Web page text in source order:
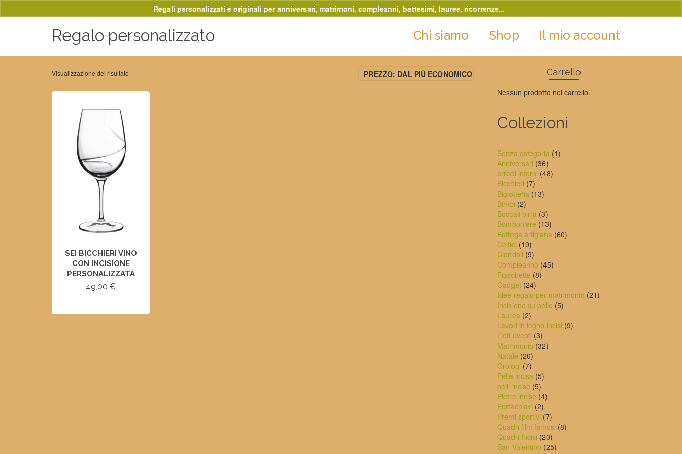
Regalo personalizzato Chi siamo Shop Il mio account
Visualizzazione del risultato PREZZO: DAL PIÙ ECONOMICO
SEI BICCHIERI VINO
CON INCISIONE
PERSONALIZZATA
49,00€
Carrello
Nessun prodotto nel carrello.
Collezioni
Senza categoria 11
Anniversari 3636
prodotti
arredi interni 4848
Bicchieri 77
prodotti
Bigiotteria 1313
Bimbi 22
prodotti
Boccali birra 33
prodotti
Bomboniere 1313
prodotti
Bottega artigiana 6060
Celtici 1919
prodotti
Ciondoli 99
prodotti
Compleanno 4545
Fiaschette 88
Gadget 2424
prodotti
Idee regalo per matrimonio 2121
Incisione su pelle 55
Laurea 22
prodotti
Lavori in legno incisi 99
Lieti eventi 33
prodotti
Matrimonio 3232
Natale 2020
prodotti
Orologi 77
prodotti
Pelle incisa 55
pelli incise 55
prodotti
Pietre incise 44
Portachiavi 22
prodotti
Premi sportivi 77
prodotti
Quadri film famosi 88
Quadri Incisi 2020
prodotti
San Valentino 2525
Regali personalizzati e originali per anniversari, matrimoni, compleanni, battesimi, lauree, ricorrenze...